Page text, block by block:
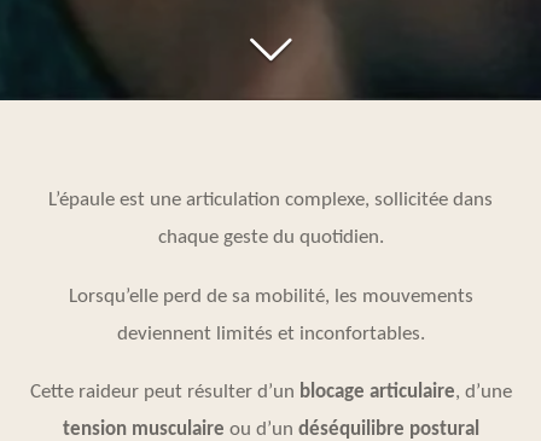
L’épaule est une articulation complexe, sollicitée dans
chaque geste du quotidien.
Lorsqu’elle perd de sa mobilité, les mouvements
deviennent limités et inconfortables.
Cette raideur peut résulter d’un blocage articulaire, d’une
tension musculaire ou d’un déséquilibre postural